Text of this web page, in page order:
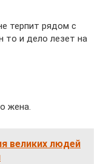
терпит рядом с
то и дело лезет на
жена.
великих людей